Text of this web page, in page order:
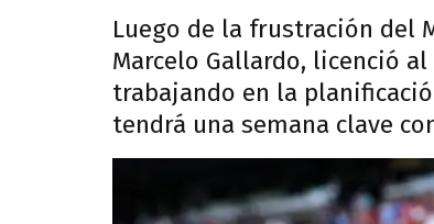
Luego de la frustración del
Marcelo Gallardo, licenció
trabajando en la
tendrá una semana clave